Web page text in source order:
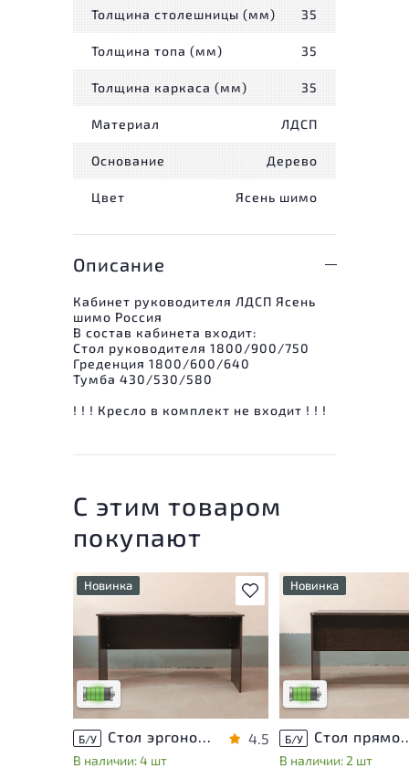
Толщина столешницы (мм) 35
Толщина топа (мм) 35
Толщина каркаса (мм) 35
Материал ЛДСП
Основание Дерево
Цвет Ясень шимо
Описание
Кабинет руководителя ЛДСП Ясень
шимо Россия
В состав кабинета входит:
Стол руководителя 1800/900/750
Греденция 1800/600/640
Тумба 430/530/580
! ! ! Кресло в комплект не входит ! ! !
С этим товаром
покупают
В избранное
Новинка
У товара присутствуют
незначительные следы
эксплуатации, не влияющие
на удобство его
использования
Низкая степень износа
Б/У Стол эргономичный ЛДСП Венге
В наличии: 4 шт
4.5
Новинка
У товара
эксплуатации, не
на удобство его
использования
Низкая степень
Б/У Стол
В наличии: 2 шт